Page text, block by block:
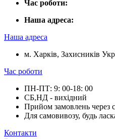
Час роботи:
Наша адреса:
Наша адреса
м. Харків, Захисників
Час роботи
ПН-ПТ: 9: 00-18: 00
СБ,НД - вихідний
Прийом замовлень через
Для самовивозу, будь
Контакти